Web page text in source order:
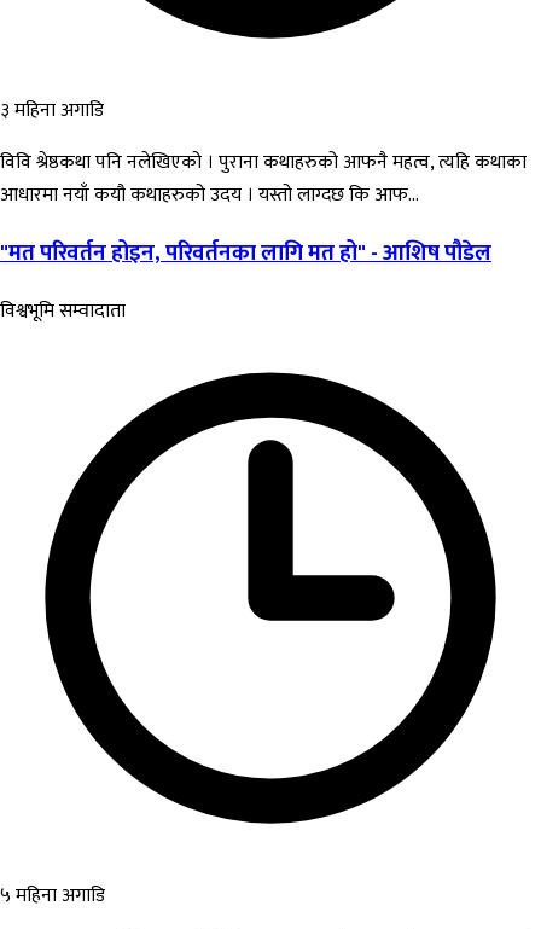
३ महिना अगाडि
विवि श्रेष्ठकथा पनि नलेखिएको । पुराना कथाहरुको आफनै महत्व, त्यहि कथाका
आधारमा नयाँ कयौ कथाहरुको उदय । यस्तो लाग्दछ कि आफ...
"मत परिवर्तन होइन, परिवर्तनका लागि मत हो" - आशिष पौडेल
विश्वभूमि सम्वादाता
५ महिना अगाडि